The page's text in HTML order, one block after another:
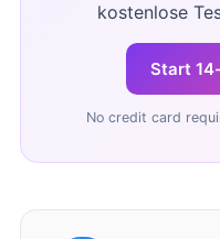
kostenlose
Start
No credit card